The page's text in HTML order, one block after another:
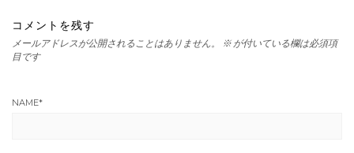
コメントを残す
メールアドレスが公開されることはありません。 ※ が付いている欄は必須項
目です
NAME*